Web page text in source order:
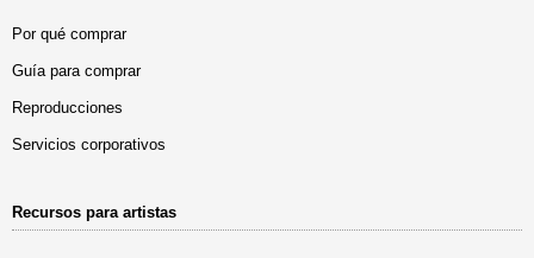
Por qué comprar
Guía para comprar
Reproducciones
Servicios corporativos
Recursos para artistas